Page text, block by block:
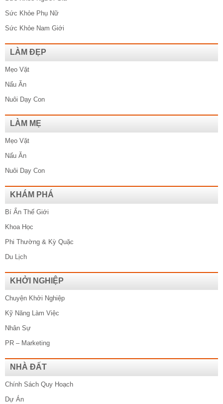
Sức Khỏe Phụ Nữ
Sức Khỏe Nam Giới
LÀM ĐẸP
Mẹo Vặt
Nấu Ăn
Nuôi Dạy Con
LÀM MẸ
Mẹo Vặt
Nấu Ăn
Nuôi Dạy Con
KHÁM PHÁ
Bí Ẩn Thế Giới
Khoa Học
Phi Thường & Kỳ Quặc
Du Lịch
KHỞI NGHIỆP
Chuyện Khởi Nghiệp
Kỹ Năng Làm Việc
Nhân Sự
PR – Marketing
NHÀ ĐẤT
Chính Sách Quy Hoạch
Dự Án